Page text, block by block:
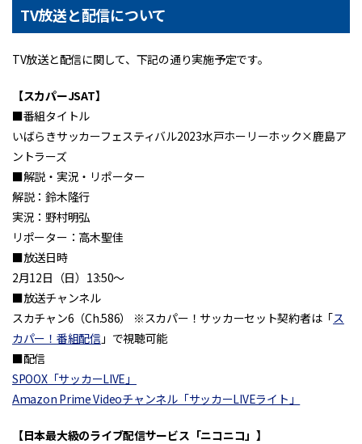
TV放送と配信について
TV放送と配信に関して、下記の通り実施予定です。
【スカパーJSAT】
■番組タイトル
いばらきサッカーフェスティバル2023水戸ホーリーホック×鹿島ア
ントラーズ
■解説・実況・リポーター
解説：鈴木隆行
実況：野村明弘
リポーター：高木聖佳
■放送日時
2月12日（日）13:50～
■放送チャンネル
スカチャン6（Ch.586） ※スカパー！サッカーセット契約者は「ス
カパー！番組配信 」で視聴可能
■配信
SPOOX「サッカーLIVE」
Amazon Prime Videoチャンネル「サッカーLIVEライト」
【日本最大級のライブ配信サービス「ニコニコ」】